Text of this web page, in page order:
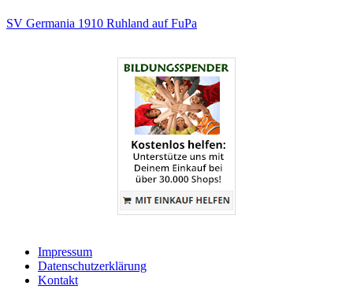
SV Germania 1910 Ruhland auf FuPa
Impressum
Datenschutzerklärung
Kontakt